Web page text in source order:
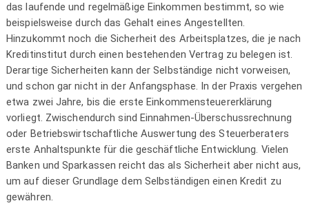
das laufende und regelmäßige Einkommen bestimmt, so wie
beispielsweise durch das Gehalt eines Angestellten.
Hinzukommt noch die Sicherheit des Arbeitsplatzes, die je nach
Kreditinstitut durch einen bestehenden Vertrag zu belegen ist.
Derartige Sicherheiten kann der Selbständige nicht vorweisen,
und schon gar nicht in der Anfangsphase. In der Praxis vergehen
etwa zwei Jahre, bis die erste Einkommensteuererklärung
vorliegt. Zwischendurch sind Einnahmen-Überschussrechnung
oder Betriebswirtschaftliche Auswertung des Steuerberaters
erste Anhaltspunkte für die geschäftliche Entwicklung. Vielen
Banken und Sparkassen reicht das als Sicherheit aber nicht aus,
um auf dieser Grundlage dem Selbständigen einen Kredit zu
gewähren.